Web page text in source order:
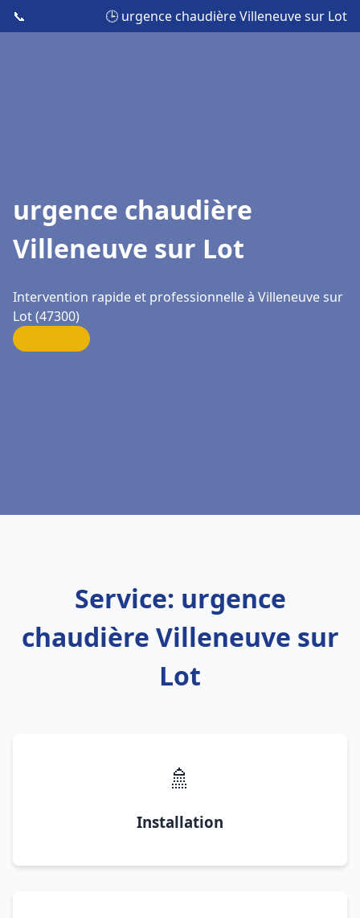
📞 🕒 urgence chaudière Villeneuve sur Lot
urgence chaudière
Villeneuve sur Lot
Intervention rapide et professionnelle à Villeneuve sur
Lot (47300)
Service: urgence
chaudière Villeneuve sur
Lot
🚿
Installation